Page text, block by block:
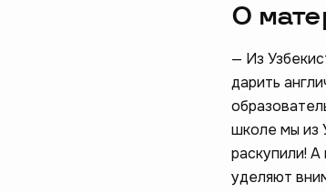
О
— Из
дарить
школе мы из
раскупили!
уделяют